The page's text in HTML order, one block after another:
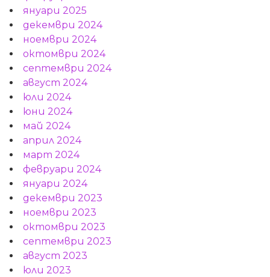
януари 2025
декември 2024
ноември 2024
октомври 2024
септември 2024
август 2024
юли 2024
юни 2024
май 2024
април 2024
март 2024
февруари 2024
януари 2024
декември 2023
ноември 2023
октомври 2023
септември 2023
август 2023
юли 2023